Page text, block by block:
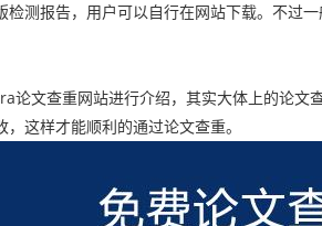
测报告，用户可以自行在网站下载。不过
文查重网站进行介绍，其实大体上的论文
这样才能顺利的通过论文查重。